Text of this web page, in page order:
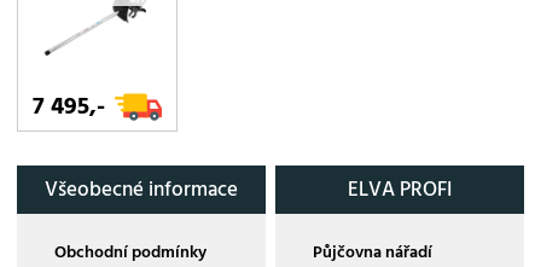
7 495,-
Všeobecné informace
Obchodní podmínky
ELVA PROFI
Půjčovna nářadí